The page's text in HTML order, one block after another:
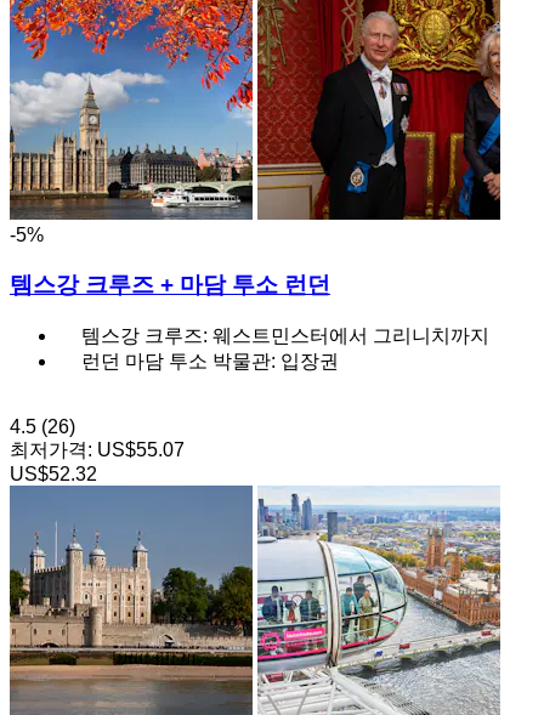
-5%
템스강 크루즈 + 마담 투소 런던
템스강 크루즈: 웨스트민스터에서 그리니치까지
런던 마담 투소 박물관: 입장권
4.5 (26)
최저가격: US$55.07
US$52.32